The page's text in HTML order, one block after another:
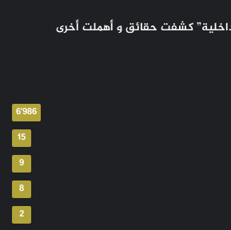
كشفت حقائق و أهملت أخرى
6٬986
15
9
8
2